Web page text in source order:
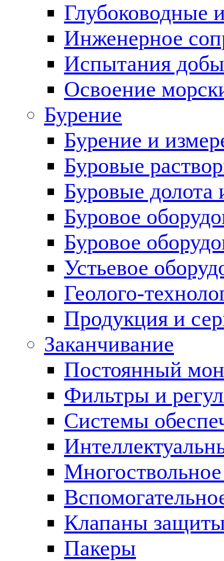
Глубоководные
Инженерное
Испытания
Освоение
Бурение
Бурение и
Буровые
Буровые долота
Буровое
Буровое
Устьевое
Геолого-
Продукция и
Заканчивание
Постоянный
Фильтры и
Cистемы
Клапаны
Пакеры